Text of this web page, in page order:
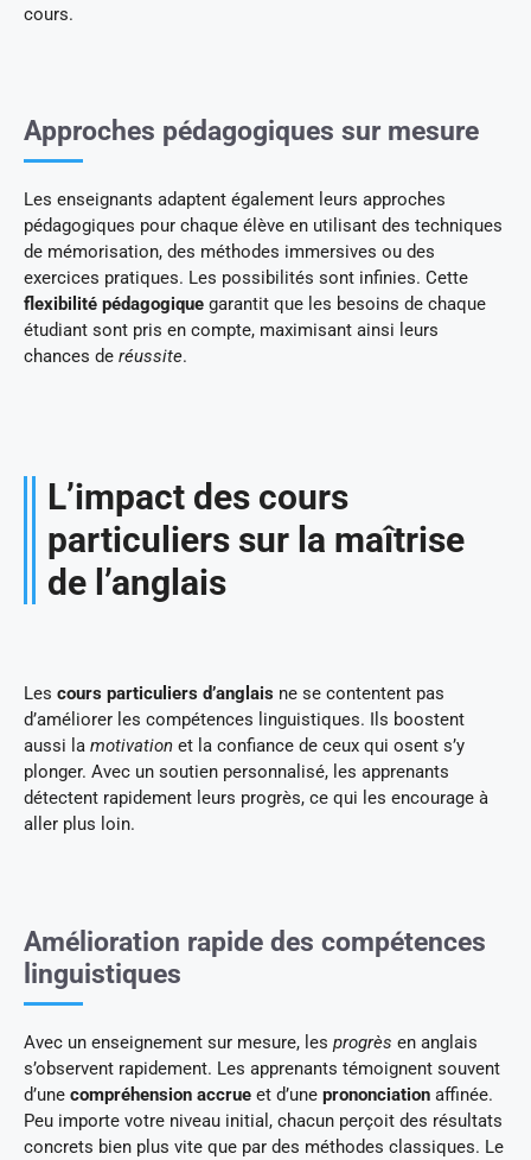
cours.
Approches pédagogiques sur mesure
Les enseignants adaptent également leurs approches
pédagogiques pour chaque élève en utilisant des techniques
de mémorisation, des méthodes immersives ou des
exercices pratiques. Les possibilités sont infinies. Cette
flexibilité pédagogique garantit que les besoins de chaque
étudiant sont pris en compte, maximisant ainsi leurs
chances de réussite.
L’impact des cours
particuliers sur la maîtrise
de l’anglais
Les cours particuliers d’anglais ne se contentent pas
d’améliorer les compétences linguistiques. Ils boostent
aussi la motivation et la confiance de ceux qui osent s’y
plonger. Avec un soutien personnalisé, les apprenants
détectent rapidement leurs progrès, ce qui les encourage à
aller plus loin.
Amélioration rapide des compétences
linguistiques
Avec un enseignement sur mesure, les progrès en anglais
s’observent rapidement. Les apprenants témoignent souvent
d’une compréhension accrue et d’une prononciation affinée.
Peu importe votre niveau initial, chacun perçoit des résultats
concrets bien plus vite que par des méthodes classiques. Le